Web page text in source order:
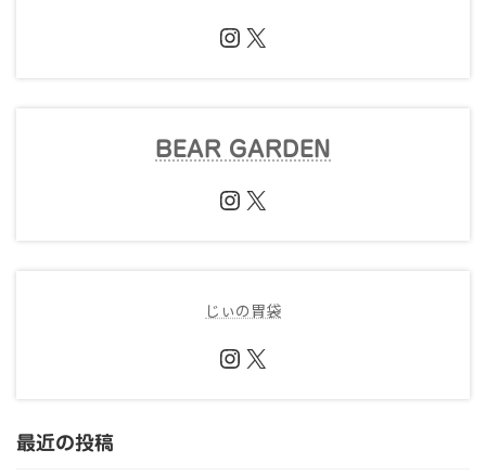
Instagram
X
BEAR GARDEN
Instagram
X
じぃの胃袋
Instagram
X
最近の投稿